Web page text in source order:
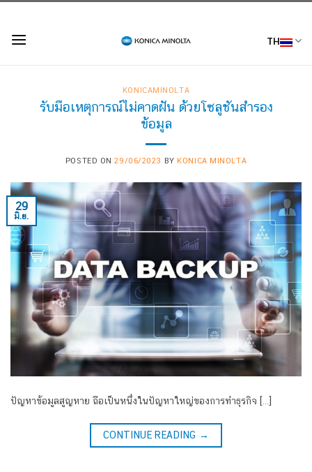
content
TH
KONICAMINOLTA
รับมือเหตุการณ์ไม่คาดฝัน ด้วยโซลูชันสำรอง
ข้อมูล
POSTED ON29/06/2023 BYKONICA MINOLTA
29
มิ.ย.
ปัญหาข้อมูลสูญหาย ถือเป็นหนึ่งในปัญหาใหญ่ของการทำธุรกิจ […]
CONTINUE READING →